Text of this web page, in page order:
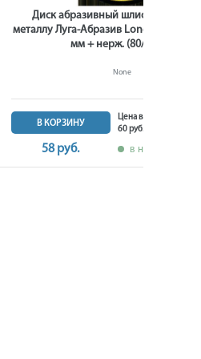
Диск абразивный шлифовальный
металлу Луга-Абразив Long Life 125 x
мм + нерж. (80/10шт.)
None
В КОРЗИНУ
58 руб.
Цена в розничном
60 руб.
в наличии